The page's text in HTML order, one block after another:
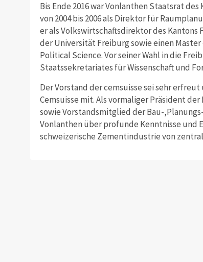
Bis Ende 2016 war Vonlanthen Staatsrat
von 2004 bis 2006 als Direktor für
er als Volkswirtschaftsdirektor des
der Universität Freiburg sowie einen Master
Political Science. Vor seiner Wahl in die
Staatssekretariates für Wissenschaft und
Der Vorstand der cemsuisse sei sehr
Cemsuisse mit. Als vormaliger Präsident
sowie Vorstandsmitglied der Bau-
Vonlanthen über profunde Kenntnisse und
schweizerische Zementindustrie von